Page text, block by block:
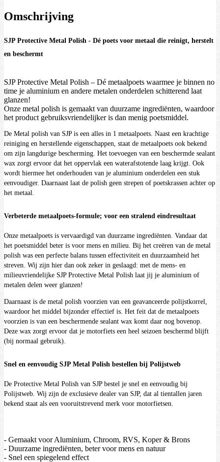
Omschrijving
SJP Protective Metal Polish - Dé poets voor metaal die reinigt, herstelt
en beschermt
SJP Protective Metal Polish – Dé metaalpoets waarmee je binnen no
time je aluminium en andere metalen onderdelen schitterend laat
glanzen!
Onze metal polish is gemaakt van duurzame ingrediënten, waardoor
het product gebruiksvriendelijker is dan menig poetsmiddel.
De Metal polish van SJP is een alles in 1 metaalpoets. Naast een krachtige
reiniging en herstellende eigenschappen, staat de metaalpoets ook bekend
om zijn langdurige bescherming. Het toevoegen van een beschermde sealant
wax zorgt ervoor dat het oppervlak een waterafstotende laag krijgt. Ook
wordt hiermee het onderhouden van je aluminium onderdelen een stuk
eenvoudiger. Daarnaast laat de polish geen strepen of poetskrassen achter op
het metaal.
Verbeterde metaalpoets-formule; voor een stralend eindresultaat
Onze metaalpoets is vervaardigd van duurzame ingrediënten. Vandaar dat
het poetsmiddel beter is voor mens en milieu. Bij het creëren van de metal
polish was een perfecte balans tussen effectiviteit en duurzaamheid het
streven. Wij zijn hier dan ook zeker in geslaagd: met de mens- en
milieuvriendelijke SJP Protective Metal Polish laat jij je aluminium of
metalen delen weer glanzen!
Daarnaast is de metal polish voorzien van een geavanceerde polijstkorrel,
waardoor het middel bijzonder effectief is. Het feit dat de metaalpoets
voorzien is van een beschermende sealant wax komt daar nog bovenop.
Deze wax zorgt ervoor dat je motorfiets een heel seizoen beschermd blijft
(bij normaal gebruik).
Snel en eenvoudig SJP Metal Polish bestellen bij Polijstweb
De Protective Metal Polish van SJP bestel je snel en eenvoudig bij
Polijstweb. Wij zijn de exclusieve dealer van SJP, dat al tientallen jaren
bekend staat als een vooruitstrevend merk voor motorfietsen.
- Gemaakt voor Aluminium, Chroom, RVS, Koper & Brons
- Duurzame ingrediënten, beter voor mens en natuur
- Snel een spiegelend effect